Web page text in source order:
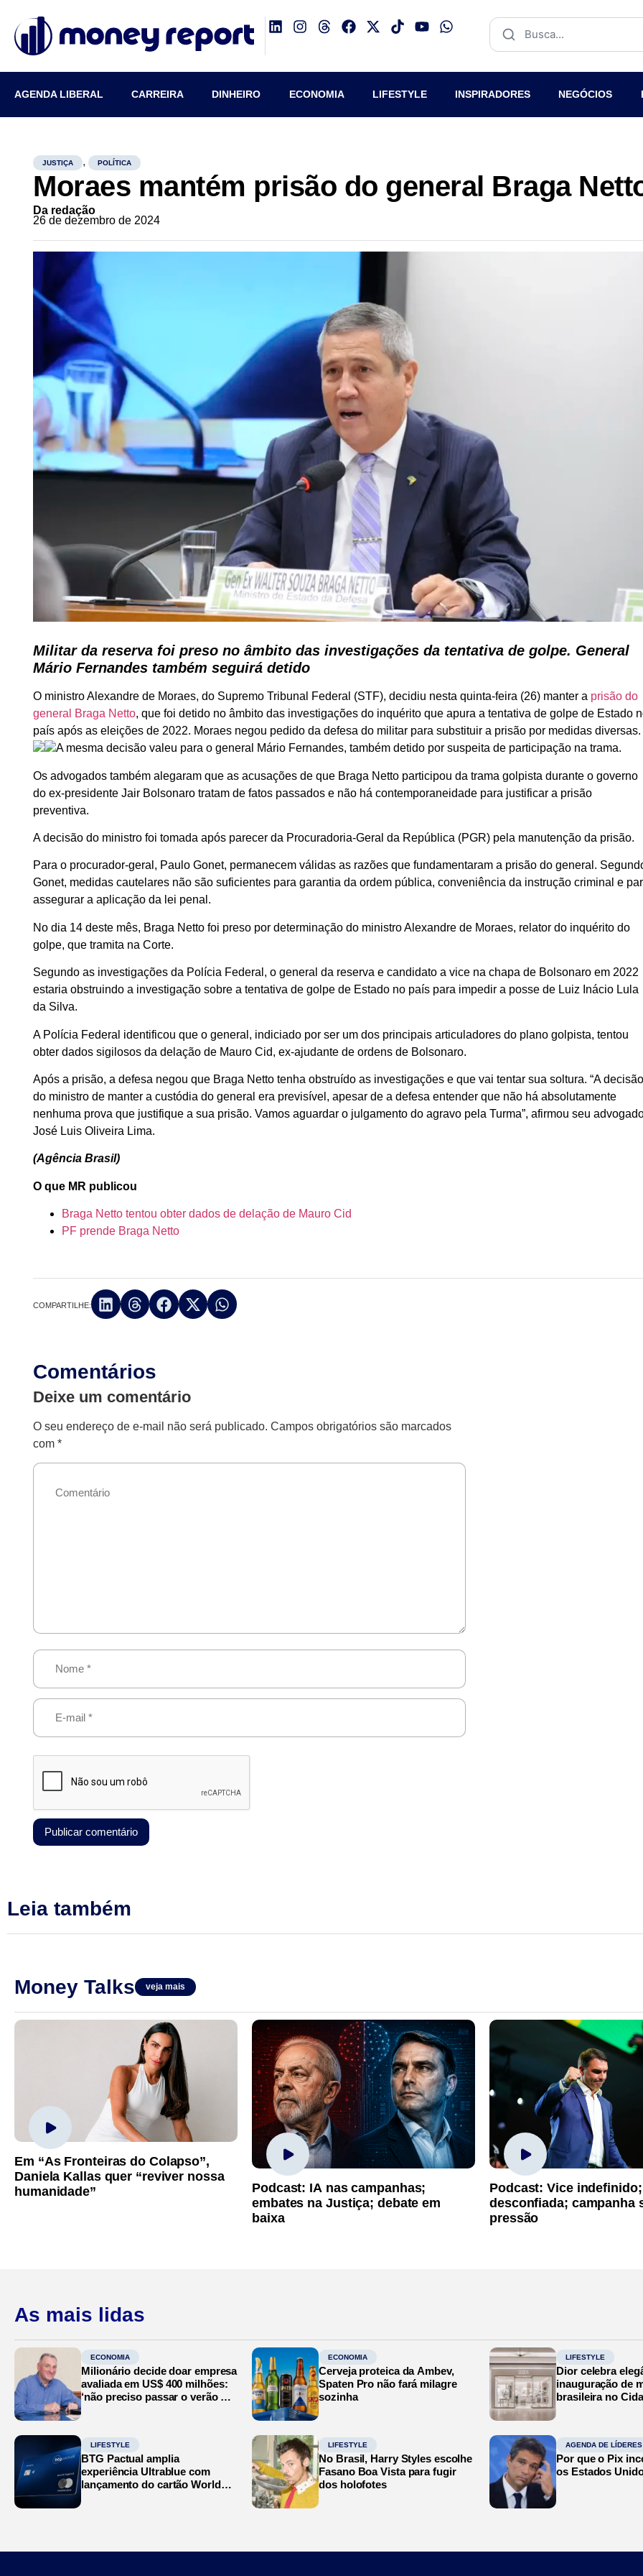
AGENDA LIBERAL CARREIRA DINHEIRO ECONOMIA LIFESTYLE INSPIRADORES NEGÓCIOS
JUSTIÇA , POLÍTICA
Moraes mantém prisão do general Braga
Da redação
26 de dezembro de 2024
Militar da reserva foi preso no âmbito das investigações da tentativa de golpe. General
Mário Fernandes também seguirá detido
O ministro Alexandre de Moraes, do Supremo Tribunal Federal (STF), decidiu nesta quinta-feira (26) manter a prisão do
general Braga Netto, que foi detido no âmbito das investigações do inquérito que apura a tentativa de golpe de Estado
país após as eleições de 2022. Moraes negou pedido da defesa do militar para substituir a prisão por medidas diversas.
A mesma decisão valeu para o general Mário Fernandes, também detido por suspeita de participação na trama.
Os advogados também alegaram que as acusações de que Braga Netto participou da trama golpista durante o governo
do ex-presidente Jair Bolsonaro tratam de fatos passados e não há contemporaneidade para justificar a prisão
preventiva.
A decisão do ministro foi tomada após parecer da Procuradoria-Geral da República (PGR) pela manutenção da prisão.
Para o procurador-geral, Paulo Gonet, permanecem válidas as razões que fundamentaram a prisão do general.
Gonet, medidas cautelares não são suficientes para garantia da ordem pública, conveniência da instrução criminal e
assegurar a aplicação da lei penal.
No dia 14 deste mês, Braga Netto foi preso por determinação do ministro Alexandre de Moraes, relator do inquérito do
golpe, que tramita na Corte.
Segundo as investigações da Polícia Federal, o general da reserva e candidato a vice na chapa de Bolsonaro em 2022
estaria obstruindo a investigação sobre a tentativa de golpe de Estado no país para impedir a posse de Luiz Inácio Lula
da Silva.
A Polícia Federal identificou que o general, indiciado por ser um dos principais articuladores do plano golpista, tentou
obter dados sigilosos da delação de Mauro Cid, ex-ajudante de ordens de Bolsonaro.
Após a prisão, a defesa negou que Braga Netto tenha obstruído as investigações e que vai tentar sua soltura. “A decisão
do ministro de manter a custódia do general era previsível, apesar de a defesa entender que não há absolutamente
nenhuma prova que justifique a sua prisão. Vamos aguardar o julgamento do agravo pela Turma”, afirmou seu
José Luis Oliveira Lima.
(Agência Brasil)
O que MR publicou
Braga Netto tentou obter dados de delação de Mauro Cid
PF prende Braga Netto
COMPARTILHE:
Comentários
Deixe um comentário
O seu endereço de e-mail não será publicado. Campos obrigatórios são marcados
com*
Leia também
Money Talks veja mais
Em “As Fronteiras do Colapso”,
Daniela Kallas quer “reviver nossa
humanidade”
Podcast: IA nas campanhas;
embates na Justiça; debate em
baixa
Podcast: Vice
desconfiada; campanha
pressão
As mais lidas
ECONOMIA
Milionário decide doar empresa
avaliada em US$ 400 milhões:
‘não preciso passar o verão no
ECONOMIA
Cerveja proteica da Ambev,
Spaten Pro não fará milagre
sozinha
LIFESTYLE
Dior celebra
inauguração de
brasileira no
LIFESTYLE
BTG Pactual amplia
experiência Ultrablue com
lançamento do cartão World
LIFESTYLE
No Brasil, Harry Styles escolhe
Fasano Boa Vista para fugir
dos holofotes
AGENDA DE LÍDERES
Por que o Pix
os Estados